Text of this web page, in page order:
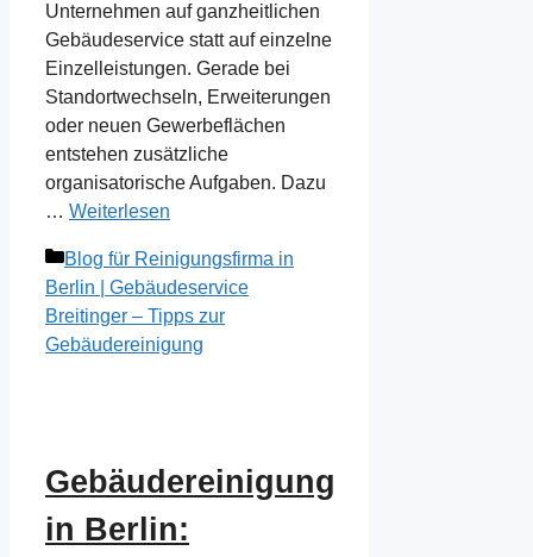
Unternehmen auf ganzheitlichen
Gebäudeservice statt auf einzelne
Einzelleistungen. Gerade bei
Standortwechseln, Erweiterungen
oder neuen Gewerbeflächen
entstehen zusätzliche
organisatorische Aufgaben. Dazu
… Weiterlesen
Kategorien
Blog für Reinigungsfirma in
Berlin | Gebäudeservice
Breitinger – Tipps zur
Gebäudereinigung
Gebäudereinigung
in Berlin: